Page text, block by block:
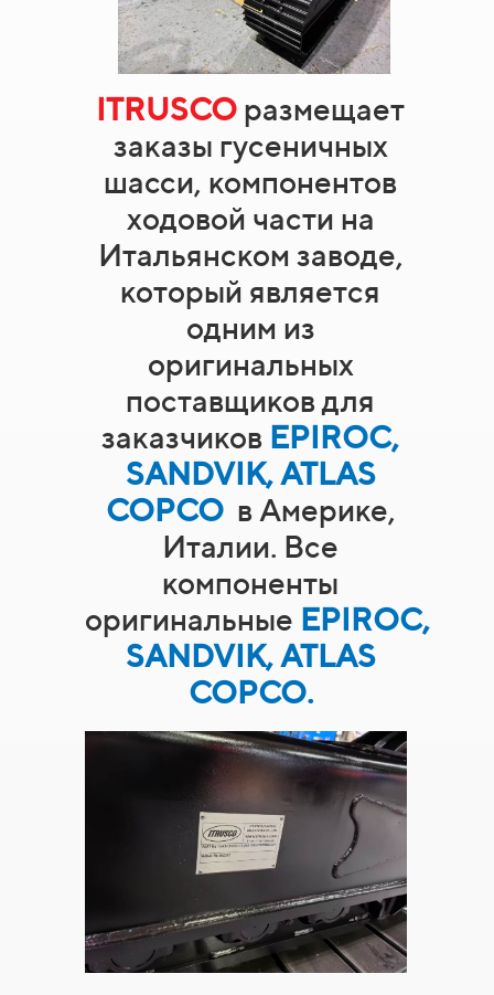
ITRUSCO размещает
заказы гусеничных
шасси, компонентов
ходовой части на
Итальянском заводе,
который является
одним из
оригинальных
поставщиков для
заказчиков EPIROC,
SANDVIK, ATLAS
COPCO в Америке,
Италии. Все
компоненты
оригинальные EPIROC,
SANDVIK, ATLAS
COPCO.